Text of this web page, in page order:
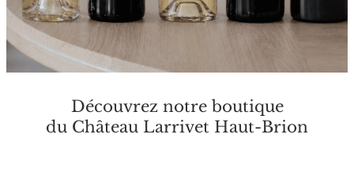
Découvrez notre boutique
du Château Larrivet Haut-Brion